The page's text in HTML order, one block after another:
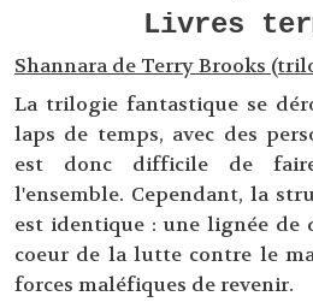
Livres
Shannara de Terry Brooks
La trilogie fantastique se
laps de temps, avec des
est donc difficile de
l'ensemble. Cependant, la
est identique : une lignée de
coeur de la lutte contre le
forces maléfiques de revenir.